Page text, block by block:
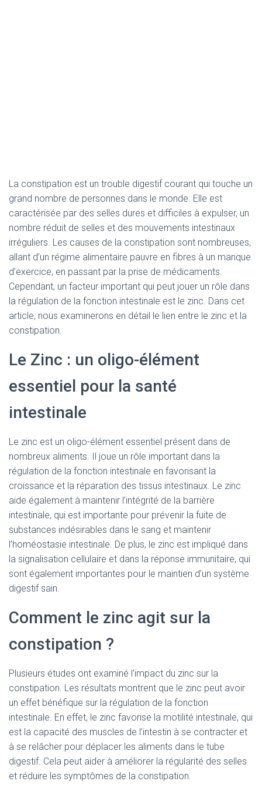
La constipation est un trouble digestif courant qui touche un
grand nombre de personnes dans le monde. Elle est
caractérisée par des selles dures et difficiles à expulser, un
nombre réduit de selles et des mouvements intestinaux
irréguliers. Les causes de la constipation sont nombreuses,
allant d’un régime alimentaire pauvre en fibres à un manque
d’exercice, en passant par la prise de médicaments.
Cependant, un facteur important qui peut jouer un rôle dans
la régulation de la fonction intestinale est le zinc. Dans cet
article, nous examinerons en détail le lien entre le zinc et la
constipation.
Le Zinc : un oligo-élément
essentiel pour la santé
intestinale
Le zinc est un oligo-élément essentiel présent dans de
nombreux aliments. Il joue un rôle important dans la
régulation de la fonction intestinale en favorisant la
croissance et la réparation des tissus intestinaux. Le zinc
aide également à maintenir l’intégrité de la barrière
intestinale, qui est importante pour prévenir la fuite de
substances indésirables dans le sang et maintenir
l’homéostasie intestinale. De plus, le zinc est impliqué dans
la signalisation cellulaire et dans la réponse immunitaire, qui
sont également importantes pour le maintien d’un système
digestif sain.
Comment le zinc agit sur la
constipation ?
Plusieurs études ont examiné l’impact du zinc sur la
constipation. Les résultats montrent que le zinc peut avoir
un effet bénéfique sur la régulation de la fonction
intestinale. En effet, le zinc favorise la motilité intestinale, qui
est la capacité des muscles de l’intestin à se contracter et
à se relâcher pour déplacer les aliments dans le tube
digestif. Cela peut aider à améliorer la régularité des selles
et réduire les symptômes de la constipation.